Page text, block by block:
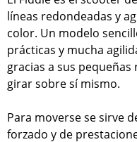
líneas redondeadas y
color. Un modelo
prácticas y mucha
gracias a sus
girar sobre sí mismo.
Para moverse se sirve
forzado y de